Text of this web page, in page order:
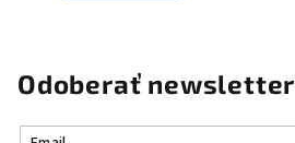
Odoberať newsletter